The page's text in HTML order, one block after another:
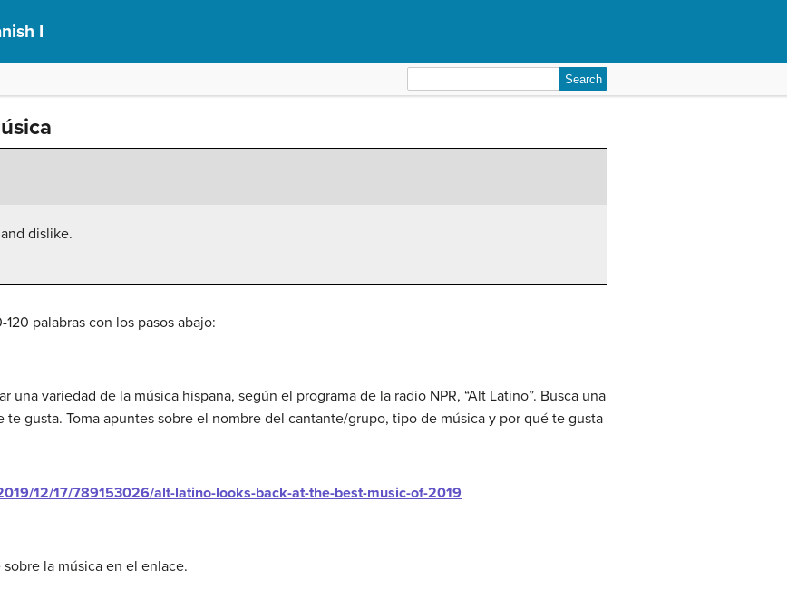
I
for:
dislike.
120 palabras con los pasos abajo:
una variedad de la música hispana, según el programa de la radio NPR, “Alt Latino”. Busca una
gusta. Toma apuntes sobre el nombre del cantante/grupo, tipo de música y por qué te gusta
12/17/789153026/alt-latino-looks-back-at-the-best-music-of-2019
la música en el enlace.